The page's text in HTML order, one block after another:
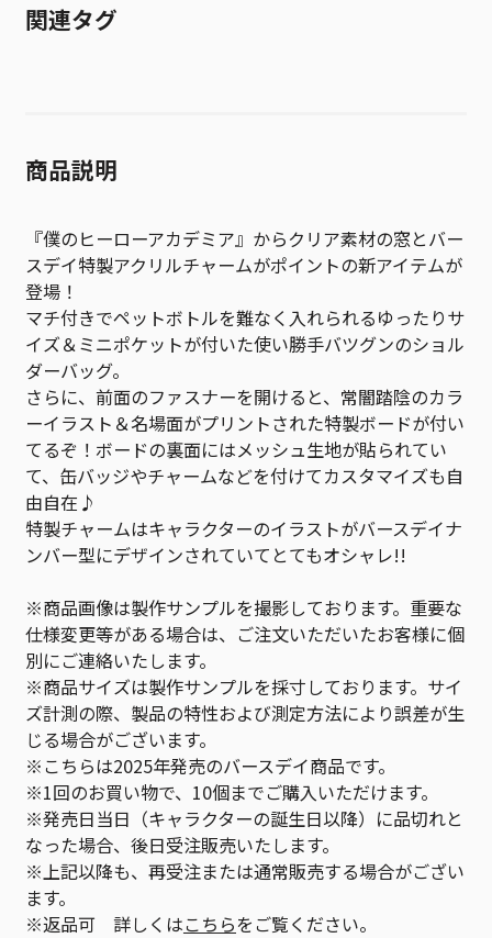
関連タグ
商品説明
『僕のヒーローアカデミア』からクリア素材の窓とバー
スデイ特製アクリルチャームがポイントの新アイテムが
登場！
マチ付きでペットボトルを難なく入れられるゆったりサ
イズ＆ミニポケットが付いた使い勝手バツグンのショル
ダーバッグ。
さらに、前面のファスナーを開けると、常闇踏陰のカラ
ーイラスト＆名場面がプリントされた特製ボードが付い
てるぞ！ボードの裏面にはメッシュ生地が貼られてい
て、缶バッジやチャームなどを付けてカスタマイズも自
由自在♪
特製チャームはキャラクターのイラストがバースデイナ
ンバー型にデザインされていてとてもオシャレ!!
※商品画像は製作サンプルを撮影しております。重要な
仕様変更等がある場合は、ご注文いただいたお客様に個
別にご連絡いたします。
※商品サイズは製作サンプルを採寸しております。サイ
ズ計測の際、製品の特性および測定方法により誤差が生
じる場合がございます。
※こちらは2025年発売のバースデイ商品です。
※1回のお買い物で、10個までご購入いただけます。
※発売日当日（キャラクターの誕生日以降）に品切れと
なった場合、後日受注販売いたします。
※上記以降も、再受注または通常販売する場合がござい
ます。
※返品可 詳しくはこちらをご覧ください。